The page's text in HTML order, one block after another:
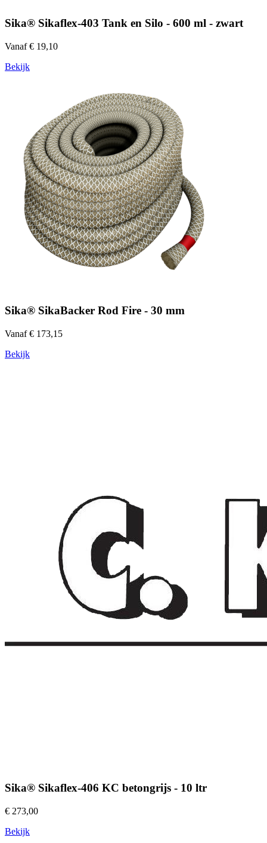
Sika® Sikaflex-403 Tank en Silo - 600 ml - zwart
Vanaf € 19,10
Bekijk
Sika® SikaBacker Rod Fire - 30 mm
Vanaf € 173,15
Bekijk
Sika® Sikaflex-406 KC betongrijs - 10 ltr
€ 273,00
Bekijk